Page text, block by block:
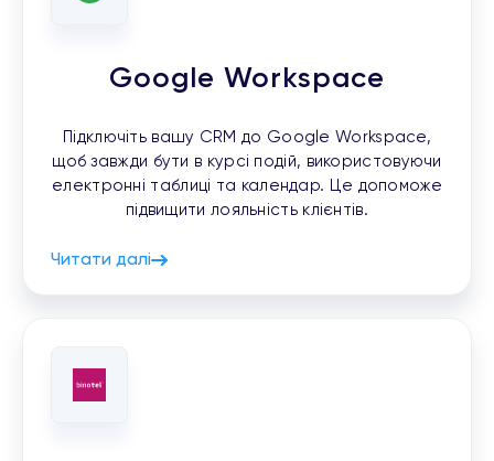
Google Workspace
Підключіть вашу CRM до Google Workspace,
щоб завжди бути в курсі подій, використовуючи
електронні таблиці та календар. Це допоможе
підвищити лояльність клієнтів.
Читати далі